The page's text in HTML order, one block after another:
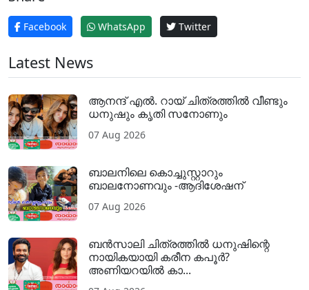
Facebook WhatsApp Twitter
Latest News
ആനന്ദ് എൽ. റായ് ചിത്രത്തിൽ വീണ്ടും
ധനുഷും കൃതി സനോണും
07 Aug 2026
ബാലനിലെ കൊച്ചുസ്റ്റാറും
ബാലനോണവും -ആദിശേഷന്
07 Aug 2026
ബൻസാലി ചിത്രത്തിൽ ധനുഷിന്റെ
നായികയായി കരീന കപൂർ?
അണിയറയിൽ കാ...